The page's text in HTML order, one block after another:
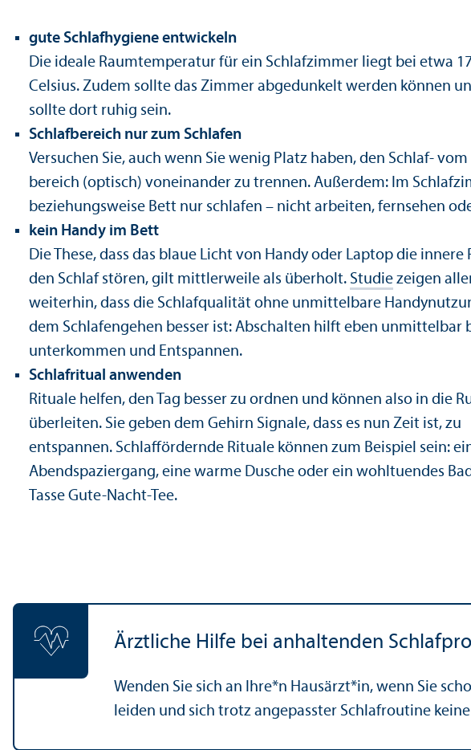
gute Schlafhygiene entwickeln
Die ideale Raumtemperatur für ein Schlafzimmer liegt bei etwa
Celsius. Zudem sollte das Zimmer abgedunkelt werden können
sollte dort ruhig sein.
Schlaf­bereich nur zum Schlafen
Versuchen Sie, auch wenn Sie wenig Platz haben, den Schlaf-
bereich (optisch) voneinander zu trennen. Außerdem: Im
beziehungs­weise Bett nur schlafen – nicht arbeiten, fernsehen
kein Handy im Bett
Die These, dass das blaue Licht von Handy oder Laptop die innere
den Schlaf stören, gilt mittlerweile als überholt. Studie zeigen
weiterhin, dass die Schlafqualität ohne unmittelbare
dem Schlafengehen besser ist: Abschalten hilft eben unmittelbar
unter­kommen und Entspannen.
Schlafritual anwenden
Rituale helfen, den Tag besser zu ordnen und können also in die
überleiten. Sie geben dem Gehirn Signale, dass es nun Zeit ist, zu
entspannen. Schlaffördernde Rituale können zum Beispiel sein:
Abendspaziergang, eine warme Dusche oder ein wohltuendes
Tasse Gute-Nacht-Tee.
Ärztliche Hilfe bei anhaltenden
Wenden Sie sich an Ihre*n Hausärzt*in, wenn Sie
leiden und sich trotz angepasster Schlafroutine